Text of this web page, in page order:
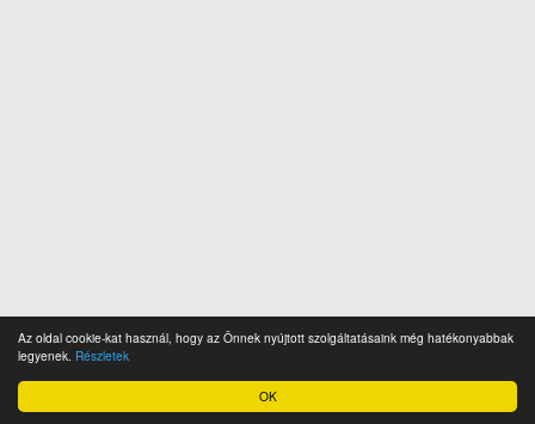
OK
Az oldal cookie-kat használ, hogy az Önnek nyújtott szolgáltatásaink még hatékonyabbak
legyenek. Részletek